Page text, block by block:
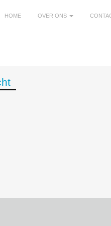
HOME OVER ONS